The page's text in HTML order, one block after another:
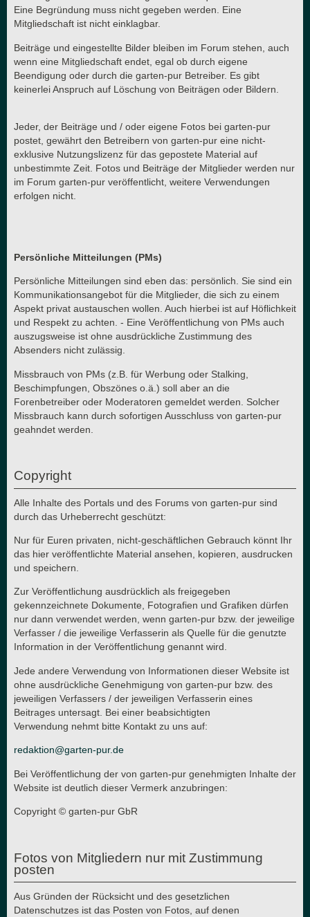
Eine Begründung muss nicht gegeben werden. Eine
Mitgliedschaft ist nicht einklagbar.
Beiträge und eingestellte Bilder bleiben im Forum stehen, auch
wenn eine Mitgliedschaft endet, egal ob durch eigene
Beendigung oder durch die garten-pur Betreiber. Es gibt
keinerlei Anspruch auf Löschung von Beiträgen oder Bildern.
Jeder, der Beiträge und / oder eigene Fotos bei garten-pur
postet, gewährt den Betreibern von garten-pur eine nicht-
exklusive Nutzungslizenz für das gepostete Material auf
unbestimmte Zeit. Fotos und Beiträge der Mitglieder werden nur
im Forum garten-pur veröffentlicht, weitere Verwendungen
erfolgen nicht.
Persönliche Mitteilungen (PMs)
Persönliche Mitteilungen sind eben das: persönlich. Sie sind ein
Kommunikationsangebot für die Mitglieder, die sich zu einem
Aspekt privat austauschen wollen. Auch hierbei ist auf Höflichkeit
und Respekt zu achten. - Eine Veröffentlichung von PMs auch
auszugsweise ist ohne ausdrückliche Zustimmung des
Absenders nicht zulässig.
Missbrauch von PMs (z.B. für Werbung oder Stalking,
Beschimpfungen, Obszönes o.ä.) soll aber an die
Forenbetreiber oder Moderatoren gemeldet werden. Solcher
Missbrauch kann durch sofortigen Ausschluss von garten-pur
geahndet werden.
Copyright
Alle Inhalte des Portals und des Forums von garten-pur sind
durch das Urheberrecht geschützt:
Nur für Euren privaten, nicht-geschäftlichen Gebrauch könnt Ihr
das hier veröffentlichte Material ansehen, kopieren, ausdrucken
und speichern.
Zur Veröffentlichung ausdrücklich als freigegeben
gekennzeichnete Dokumente, Fotografien und Grafiken dürfen
nur dann verwendet werden, wenn garten-pur bzw. der jeweilige
Verfasser / die jeweilige Verfasserin als Quelle für die genutzte
Information in der Veröffentlichung genannt wird.
Jede andere Verwendung von Informationen dieser Website ist
ohne ausdrückliche Genehmigung von garten-pur bzw. des
jeweiligen Verfassers / der jeweiligen Verfasserin eines
Beitrages untersagt. Bei einer beabsichtigten
Verwendung nehmt bitte Kontakt zu uns auf:
redaktion@garten-pur.de
Bei Veröffentlichung der von garten-pur genehmigten Inhalte der
Website ist deutlich dieser Vermerk anzubringen:
Copyright © garten-pur GbR
Fotos von Mitgliedern nur mit Zustimmung
posten
Aus Gründen der Rücksicht und des gesetzlichen
Datenschutzes ist das Posten von Fotos, auf denen